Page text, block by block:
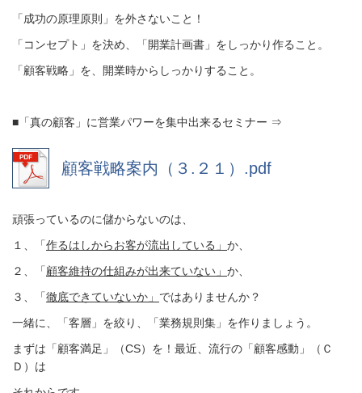
「成功の原理原則」を外さないこと！
「コンセプト」を決め、「開業計画書」をしっかり作ること。
「顧客戦略」を、開業時からしっかりすること。
■「真の顧客」に営業パワーを集中出来るセミナー ⇒
顧客戦略案内（３.２１）.pdf
頑張っているのに儲からないのは、
１、「作るはしからお客が流出している」 か、
２、「顧客維持の仕組みが出来ていない」 か、
３、「徹底できていないか」 ではありませんか？
一緒に、「客層」を絞り、「業務規則集」を作りましょう。
まずは「顧客満足」（CS）を！最近、流行の「顧客感動」（Ｃ
Ｄ）は